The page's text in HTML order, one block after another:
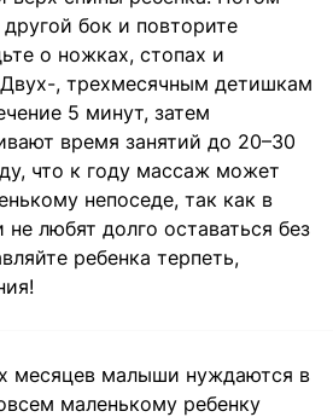
другой бок и повторите
о ножках, стопах и
, трехмесячным детишкам
5 минут, затем
время занятий до 20–30
что к году массаж может
непоседе, так как в
любят долго оставаться без
ребенка терпеть,
месяцев малыши нуждаются в
маленькому ребенку